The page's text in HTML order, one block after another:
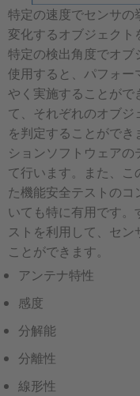
特定の速度でセンサ
変化するオブジェク
特定の検出角度でオブ
使用すると、パフォ
やく実施することがで
て、それぞれのオブ
を判定することがで
ションソフトウェア
て行います。また、こ
た機能安全テストの
いても特に有用です
ストを利用して、セ
ことができます。
アンテナ特性
感度
分解能
分離性
線形性